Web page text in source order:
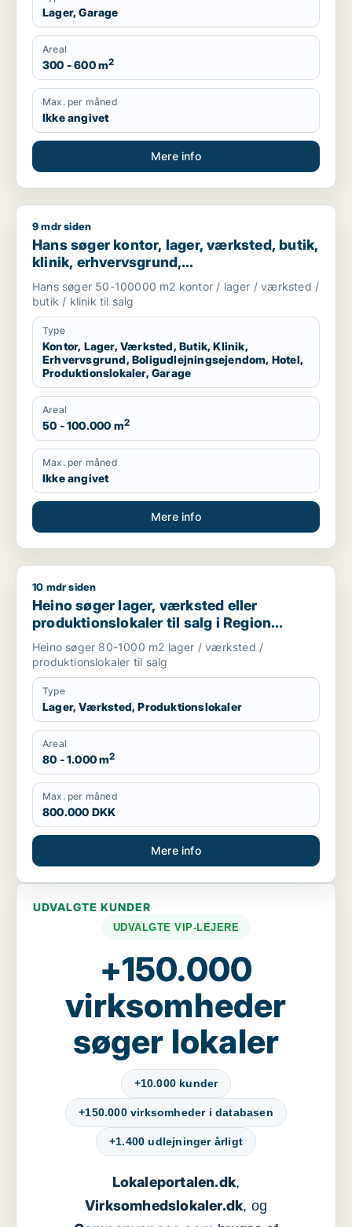
Lager, Garage
Areal
300 - 600 m2
Max. per måned
Ikke angivet
Mere info
Hans søger kontor, lager, værksted, butik, klinik,
9 mdr siden
Hans søger kontor, lager, værksted, butik,
klinik, erhvervsgrund,
boligudlejningsejendom, hotel,
produktionslokaler eller garage til salg i
Region Sjælland
Hans søger 50-100000 m2 kontor / lager / værksted /
butik / klinik til salg
Type
Kontor, Lager, Værksted, Butik, Klinik,
Erhvervsgrund, Boligudlejningsejendom, Hotel,
Produktionslokaler, Garage
Areal
50 - 100.000 m2
Max. per måned
Ikke angivet
Mere info
Heino søger lager, værksted eller produktionslokaler til salg
10 mdr siden
Heino søger lager, værksted eller
produktionslokaler til salg i Region
Sjælland
Heino søger 80-1000 m2 lager / værksted /
produktionslokaler til salg
Type
Lager, Værksted, Produktionslokaler
Areal
80 - 1.000 m2
Max. per måned
800.000 DKK
Mere info
UDVALGTE KUNDER
UDVALGTE VIP-LEJERE
+150.000
virksomheder
søger lokaler
+10.000 kunder
+150.000 virksomheder i databasen
+1.400 udlejninger årligt
Lokaleportalen.dk,
Virksomhedslokaler.dk, og